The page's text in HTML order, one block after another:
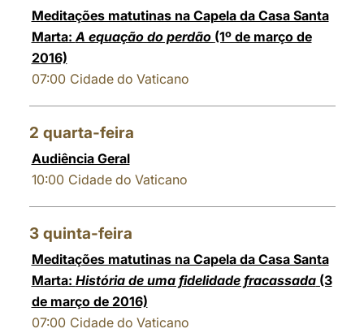
Meditações matutinas na Capela da Casa Santa
Marta:A equação do perdão (1º de março de
2016)
07:00 Cidade do Vaticano
2 quarta-feira
Audiência Geral
10:00 Cidade do Vaticano
3 quinta-feira
Meditações matutinas na Capela da Casa Santa
Marta: História de uma fidelidade fracassada(3
de março de 2016)
07:00 Cidade do Vaticano